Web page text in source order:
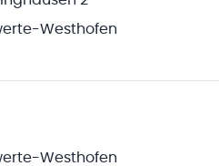
Westhofen
Westhofen